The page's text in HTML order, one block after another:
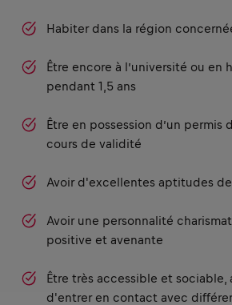
Habiter dans la région
Être encore à l’université ou en
pendant 1,5 ans
Être en possession d’un permis
cours de validité
Avoir d'excellentes aptitudes
Avoir une personnalité
positive et avenante
Être très accessible et sociable,
d'entrer en contact avec